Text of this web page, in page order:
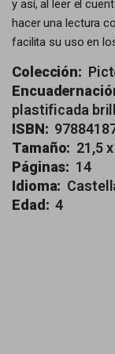
y así, al leer el
hacer una lectura
facilita su uso en
Colección:
plastificada
ISBN:
Tamaño: 21,5
Páginas: 14
Idioma:
Edad: 4